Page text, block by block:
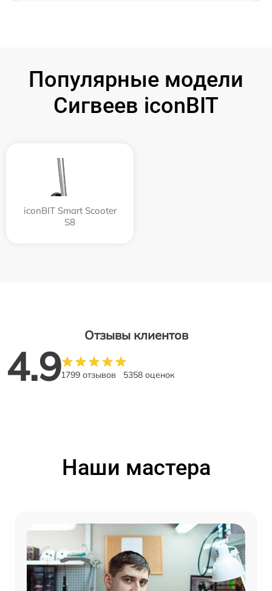
Популярные модели
Сигвеев iconBIT
iconBIT Smart Scooter
S8
Отзывы клиентов
4.91799 отзывов 5358 оценок
Наши мастера